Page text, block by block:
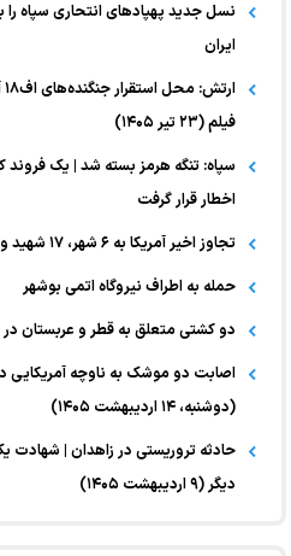
نسل جدید پهپاد‌های انتحاری سپاه
ایران
فیلم (۲۳ تیر ۱۴۰۵)
سپاه: تنگه هرمز بسته شد | یک
اخطار قرار گرفت
تجاوز اخیر آمریکا به ۶ شهر، ۱۷ شهید و ۱۱۵ مصدوم بر جای گذاشت
حمله به اطراف نیروگاه اتمی بوشهر
دو کشتی متعلق به قطر و عربستان
اصابت دو موشک به ناوچه آمریکایی
(دوشنبه، ۱۴ اردیبهشت ۱۴۰۵)
دیگر (۹ اردیبهشت ۱۴۰۵)